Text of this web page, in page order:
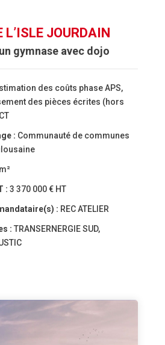
L’ISLE JOURDAIN
gymnase avec dojo
des coûts phase APS,
des pièces écrites (hors
: Communauté de communes
: 3 370 000 € HT
: REC ATELIER
: TRANSERNERGIE SUD,